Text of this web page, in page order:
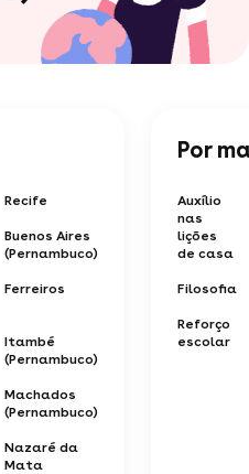
Recife
Buenos Aires
(Pernambuco)
Ferreiros
Itambé
(Pernambuco)
Machados
(Pernambuco)
Nazaré da
Mata
Por
Auxílio
nas
lições
de casa
Filosofia
Reforço
escolar